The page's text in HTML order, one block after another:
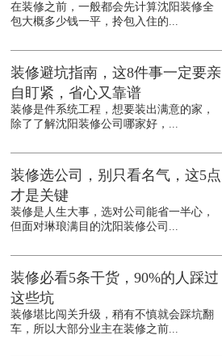
在装修之前，一般都会先计算沈阳装修全
包大概多少钱一平，拎包入住的...
装修避坑指南，这8件事一定要亲
自盯紧，省心又靠谱
装修是件系统工程，想要装出满意的家，
除了了解沈阳装修公司哪家好，...
装修选公司，别只看名气，这5点
才是关键
装修是人生大事，选对公司能省一半心，
但面对琳琅满目的沈阳装修公司...
装修必看5条干货，90%的人踩过
这些坑
装修堪比闯关升级，稍有不慎就会踩坑翻
车，所以大部分业主在装修之前...